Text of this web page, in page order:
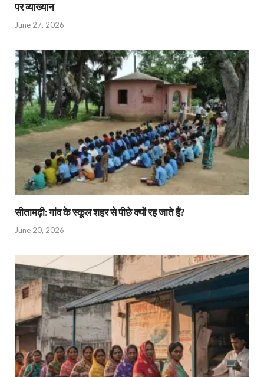
पर व्याख्यान
June 27, 2026
सीतामढ़ी: गांव के स्कूल शहर से पीछे क्यों रह जाते हैं?
June 20, 2026